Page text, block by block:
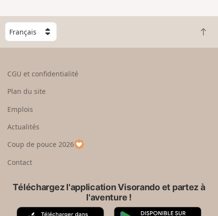
C
h
o
e
u
p
a
R
e
CGU et confidentialité
Plan du site
Emplois
Actualités
Coup de pouce 2026
Contact
Téléchargez l'application Visorando et partez à
l'aventure !
A G